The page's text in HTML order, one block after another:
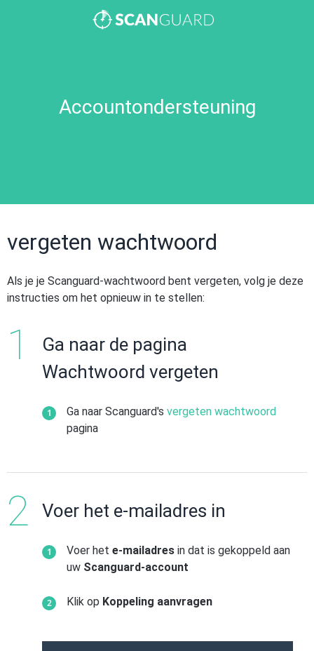
Accountondersteuning
vergeten wachtwoord
Als je je Scanguard-wachtwoord bent vergeten, volg je deze
instructies om het opnieuw in te stellen:
Ga naar de pagina
Wachtwoord vergeten
Ga naar Scanguard's vergeten wachtwoord
pagina
Voer het e-mailadres in
Voer het e-mailadres in dat is gekoppeld aan
uw Scanguard-account
Klik op Koppeling aanvragen